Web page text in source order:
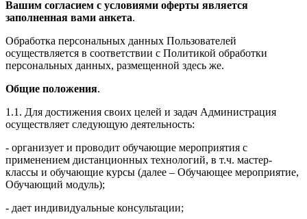
Вашим согласием с условиями оферты является
заполненная вами анкета.
Обработка персональных данных Пользователей
осуществляется в соответствии с Политикой обработки
персональных данных, размещенной здесь же.
Общие положения.
1.1. Для достижения своих целей и задач Администрация
осуществляет следующую деятельность:
- организует и проводит обучающие мероприятия с
применением дистанционных технологий, в т.ч. мастер-
классы и обучающие курсы (далее – Обучающее мероприятие,
Обучающий модуль);
- дает индивидуальные консультации;